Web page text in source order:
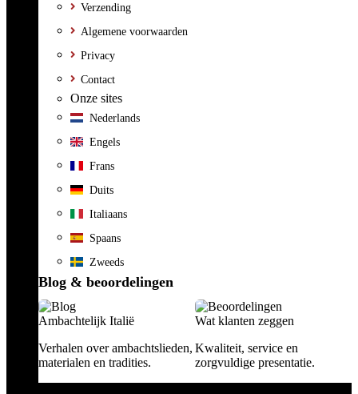
Verzending
Algemene voorwaarden
Privacy
Contact
Onze sites
Nederlands
Engels
Frans
Duits
Italiaans
Spaans
Zweeds
Blog & beoordelingen
Ambachtelijk Italië
Verhalen over ambachtslieden,
materialen en tradities.
Wat klanten zeggen
Kwaliteit, service en
zorgvuldige presentatie.